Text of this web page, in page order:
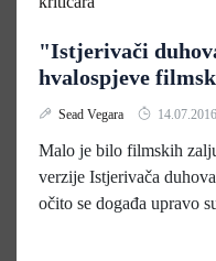
"Istjerivači
hvalospjeve
Sead Vegara
Malo je bilo filmskih
verzije Istjerivača
očito se događa upravo